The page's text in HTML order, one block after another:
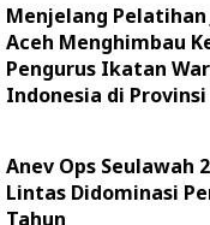
Menjelang
Aceh Menghimbau
Pengurus Ikatan
Indonesia di Provinsi
Anev Ops Seulawah
Lintas Didominasi
Tahun